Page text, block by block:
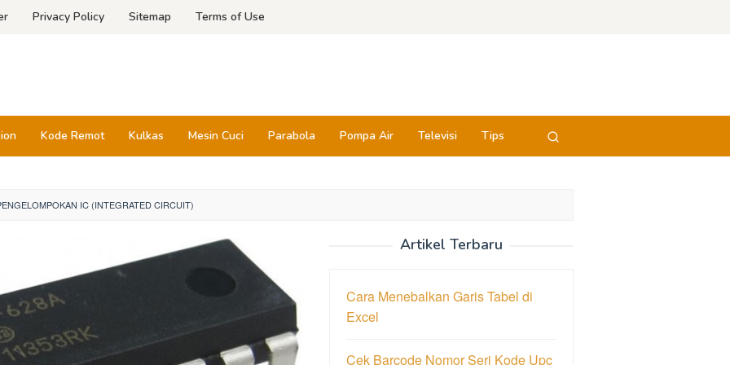
Privacy Policy Sitemap Terms of Use
Kode Remot Kulkas Mesin Cuci Parabola Pompa Air Televisi Tips
IC (INTEGRATED CIRCUIT)
Artikel Terbaru
Cara Menebalkan Garis Tabel di
Excel
Cek Barcode Nomor Seri Kode Upc